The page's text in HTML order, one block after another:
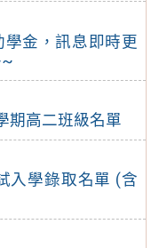
學金，訊息即時更
期高二班級名單
入學錄取名單 (含